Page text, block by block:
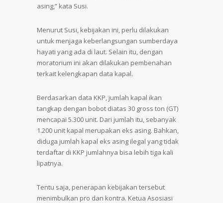
asing,” kata Susi.
Menurut Susi, kebijakan ini, perlu dilakukan
untuk menjaga keberlangsungan sumberdaya
hayati yang ada di laut. Selain itu, dengan
moratorium ini akan dilakukan pembenahan
terkait kelengkapan data kapal.
Berdasarkan data KKP, jumlah kapal ikan
tangkap dengan bobot diatas 30 gross ton (GT)
mencapai 5.300 unit. Dari jumlah itu, sebanyak
1.200 unit kapal merupakan eks asing. Bahkan,
diduga jumlah kapal eks asing ilegal yang tidak
terdaftar di KKP jumlahnya bisa lebih tiga kali
lipatnya.
Tentu saja, penerapan kebijakan tersebut
menimbulkan pro dan kontra. Ketua Asosiasi